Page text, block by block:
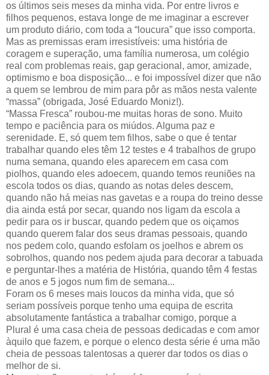
os últimos seis meses da minha vida. Por entre livros e
filhos pequenos, estava longe de me imaginar a escrever
um produto diário, com toda a “loucura” que isso comporta.
Mas as premissas eram irresistíveis: uma história de
coragem e superação, uma família numerosa, um colégio
real com problemas reais, gap geracional, amor, amizade,
optimismo e boa disposição... e foi impossível dizer que não
a quem se lembrou de mim para pôr as mãos nesta valente
“massa” (obrigada, José Eduardo Moniz!).
“Massa Fresca” roubou-me muitas horas de sono. Muito
tempo e paciência para os miúdos. Alguma paz e
serenidade. E, só quem tem filhos, sabe o que é tentar
trabalhar quando eles têm 12 testes e 4 trabalhos de grupo
numa semana, quando eles aparecem em casa com
piolhos, quando eles adoecem, quando temos reuniões na
escola todos os dias, quando as notas deles descem,
quando não há meias nas gavetas e a roupa do treino desse
dia ainda está por secar, quando nos ligam da escola a
pedir para os ir buscar, quando pedem que os oiçamos
quando querem falar dos seus dramas pessoais, quando
nos pedem colo, quando esfolam os joelhos e abrem os
sobrolhos, quando nos pedem ajuda para decorar a tabuada
e perguntar-lhes a matéria de História, quando têm 4 festas
de anos e 5 jogos num fim de semana...
Foram os 6 meses mais loucos da minha vida, que só
seriam possíveis porque tenho uma equipa de escrita
absolutamente fantástica a trabalhar comigo, porque a
Plural é uma casa cheia de pessoas dedicadas e com amor
àquilo que fazem, e porque o elenco desta série é uma mão
cheia de pessoas talentosas a querer dar todos os dias o
melhor de si.